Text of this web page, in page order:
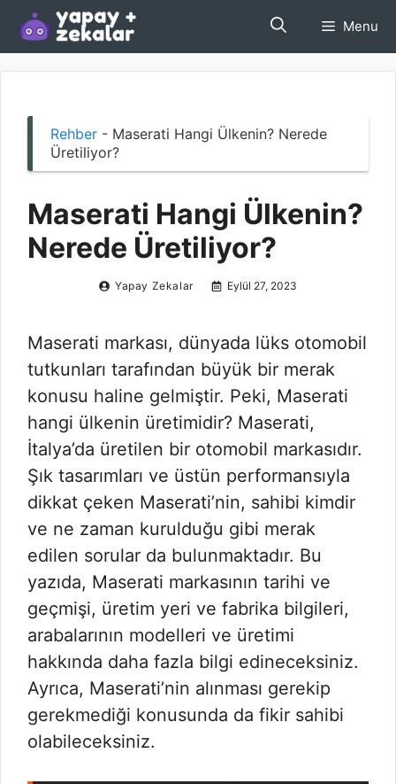
İçeriğe
atla
Menu
Rehber - Maserati Hangi Ülkenin? Nerede
Üretiliyor?
Maserati Hangi Ülkenin?
Nerede Üretiliyor?
Yapay Zekalar Eylül 27, 2023
Maserati markası, dünyada lüks otomobil
tutkunları tarafından büyük bir merak
konusu haline gelmiştir. Peki, Maserati
hangi ülkenin üretimidir? Maserati,
İtalya’da üretilen bir otomobil markasıdır.
Şık tasarımları ve üstün performansıyla
dikkat çeken Maserati’nin, sahibi kimdir
ve ne zaman kurulduğu gibi merak
edilen sorular da bulunmaktadır. Bu
yazıda, Maserati markasının tarihi ve
geçmişi, üretim yeri ve fabrika bilgileri,
arabalarının modelleri ve üretimi
hakkında daha fazla bilgi edineceksiniz.
Ayrıca, Maserati’nin alınması gerekip
gerekmediği konusunda da fikir sahibi
olabileceksiniz.